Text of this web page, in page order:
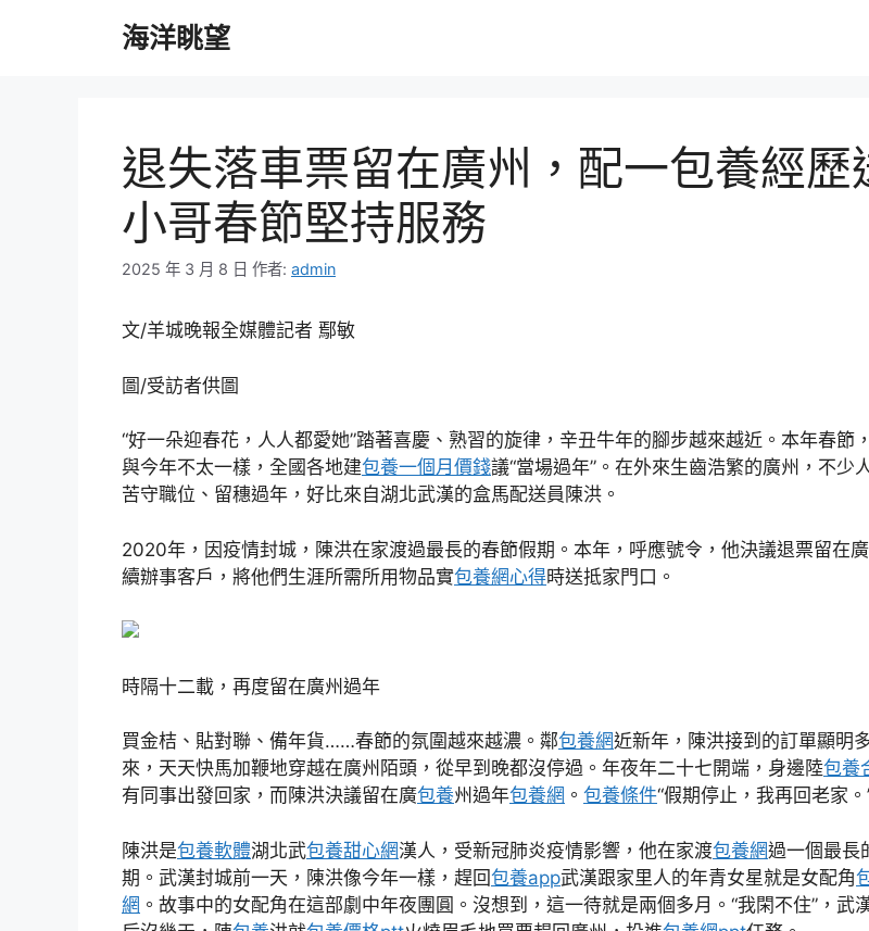
海洋眺望
退失落車票留在廣州，配一包養經歷
小哥春節堅持服務
2025 年 3 月 8 日 作者: admin
文/羊城晚報全媒體記者 鄢敏
圖/受訪者供圖
“好一朵迎春花，人人都愛她”踏著喜慶、熟習的旋律，辛丑牛年的腳步越來越近。本年春節
與今年不太一樣，全國各地建包養一個月價錢議“當場過年”。在外來生齒浩繁的廣州，不少
苦守職位、留穗過年，好比來自湖北武漢的盒馬配送員陳洪。
2020年，因疫情封城，陳洪在家渡過最長的春節假期。本年，呼應號令，他決議退票留在
續辦事客戶，將他們生涯所需所用物品實包養網心得時送抵家門口。
時隔十二載，再度留在廣州過年
買金桔、貼對聯、備年貨……春節的氛圍越來越濃。鄰包養網近新年，陳洪接到的訂單顯明
來，天天快馬加鞭地穿越在廣州陌頭，從早到晚都沒停過。年夜年二十七開端，身邊陸包養
有同事出發回家，而陳洪決議留在廣包養州過年包養網 。 包養條件“假期停止，我再回老家。
陳洪是包養軟體湖北武包養甜心網漢人，受新冠肺炎疫情影響，他在家渡包養網過一個最長
期。武漢封城前一天，陳洪像今年一樣，趕回包養app武漢跟家里人的年青女星就是女配角
網 。故事中的女配角在這部劇中年夜團圓。沒想到，這一待就是兩個多月。“我閑不住”，武